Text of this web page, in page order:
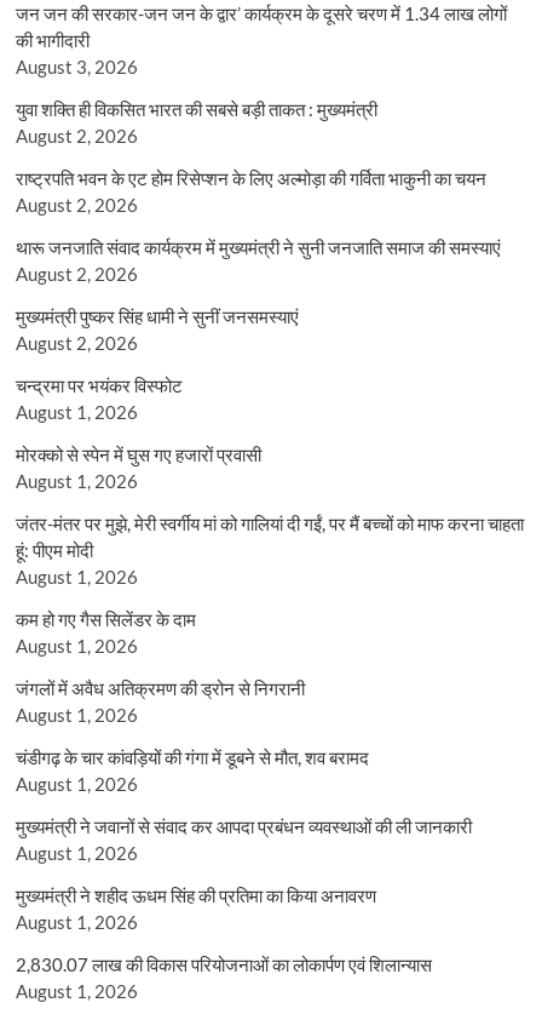
जन जन की सरकार-जन जन के द्वार’ कार्यक्रम के दूसरे चरण में 1.34 लाख लोगों
की भागीदारी
August 3, 2026
युवा शक्ति ही विकसित भारत की सबसे बड़ी ताकत : मुख्यमंत्री
August 2, 2026
राष्ट्रपति भवन के एट होम रिसेप्शन के लिए अल्मोड़ा की गर्विता भाकुनी का चयन
August 2, 2026
थारू जनजाति संवाद कार्यक्रम में मुख्यमंत्री ने सुनी जनजाति समाज की समस्याएं
August 2, 2026
मुख्यमंत्री पुष्कर सिंह धामी ने सुनीं जनसमस्याएं
August 2, 2026
चन्द्रमा पर भयंकर विस्फोट
August 1, 2026
मोरक्को से स्पेन में घुस गए हजारों प्रवासी
August 1, 2026
जंतर-मंतर पर मुझे, मेरी स्वर्गीय मां को गालियां दी गईं, पर मैं बच्चों को माफ करना चाहता
हूं: पीएम मोदी
August 1, 2026
कम हो गए गैस सिलेंडर के दाम
August 1, 2026
जंगलों में अवैध अतिक्रमण की ड्रोन से निगरानी
August 1, 2026
चंडीगढ़ के चार कांवड़ियों की गंगा में डूबने से मौत, शव बरामद
August 1, 2026
मुख्यमंत्री ने जवानों से संवाद कर आपदा प्रबंधन व्यवस्थाओं की ली जानकारी
August 1, 2026
मुख्यमंत्री ने शहीद ऊधम सिंह की प्रतिमा का किया अनावरण
August 1, 2026
2,830.07 लाख की विकास परियोजनाओं का लोकार्पण एवं शिलान्यास
August 1, 2026